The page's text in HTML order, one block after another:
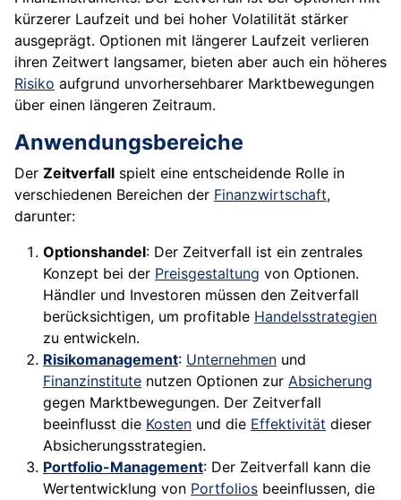
kürzerer Laufzeit und bei hoher Volatilität stärker
ausgeprägt. Optionen mit längerer Laufzeit verlieren
ihren Zeitwert langsamer, bieten aber auch ein höheres
Risiko aufgrund unvorhersehbarer Marktbewegungen
über einen längeren Zeitraum.
Anwendungsbereiche
Der Zeitverfall spielt eine entscheidende Rolle in
verschiedenen Bereichen der Finanzwirtschaft,
darunter:
Optionshandel: Der Zeitverfall ist ein zentrales
Konzept bei der Preisgestaltung von Optionen.
Händler und Investoren müssen den Zeitverfall
berücksichtigen, um profitable Handelsstrategien
zu entwickeln.
Risikomanagement: Unternehmen und
Finanzinstitute nutzen Optionen zur Absicherung
gegen Marktbewegungen. Der Zeitverfall
beeinflusst die Kosten und die Effektivität dieser
Absicherungsstrategien.
Portfolio-Management: Der Zeitverfall kann die
Wertentwicklung von Portfolios beeinflussen, die